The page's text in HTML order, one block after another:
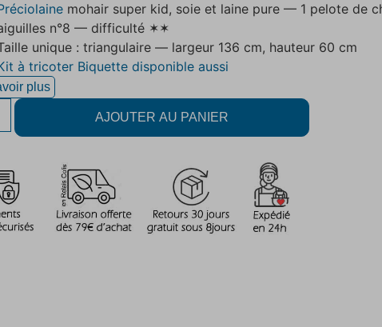
mohair super kid, soie et laine pure — 1 pelote de
n°8 — difficulté ✶✶
unique : triangulaire — largeur 136 cm, hauteur 60 cm
à tricoter Biquette disponible aussi
plus
AJOUTER AU PANIER